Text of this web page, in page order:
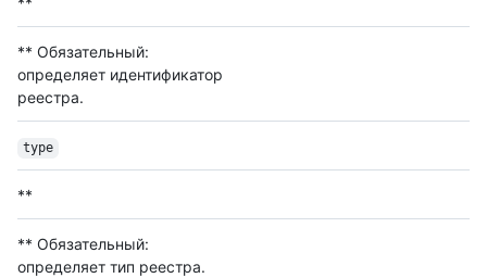
** Обязательный:
определяет идентификатор
реестра.
type
**
** Обязательный:
определяет тип реестра.